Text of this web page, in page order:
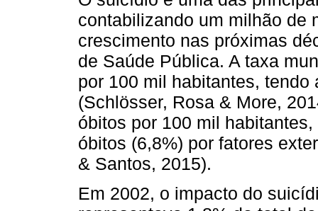
contabilizando um milhão de
crescimento nas próximas
de Saúde Pública. A taxa
por 100 mil habitantes,
(Schlösser, Rosa & More,
óbitos por 100 mil
óbitos (6,8%) por fatores
& Santos, 2015).
Em 2002, o impacto do